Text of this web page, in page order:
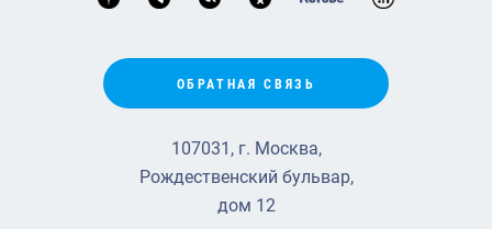
ОБРАТНАЯ СВЯЗЬ
107031, г. Москва,
Рождественский бульвар,
дом 12